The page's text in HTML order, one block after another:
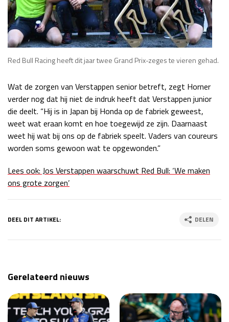
Red Bull Racing heeft dit jaar twee Grand Prix-zeges te vieren gehad.
Wat de zorgen van Verstappen senior betreft, zegt Horner
verder nog dat hij niet de indruk heeft dat Verstappen junior
die deelt. “Hij is in Japan bij Honda op de fabriek geweest,
weet wat eraan komt en hoe toegewijd ze zijn. Daarnaast
weet hij wat bij ons op de fabriek speelt. Vaders van coureurs
worden soms gewoon wat te opgewonden.”
Lees ook: Jos Verstappen waarschuwt Red Bull: ‘We maken
ons grote zorgen’
DEEL DIT ARTIKEL: DELEN
Gerelateerd nieuws